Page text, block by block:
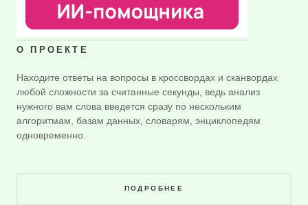
О ПРОЕКТЕ
Находите ответы на вопросы в кроссвордах и сканвордах
любой сложности за считанные секунды, ведь анализ
нужного вам слова введется сразу по нескольким
алгоритмам, базам данных, словарям, энциклопедям
одновременно.
ПОДРОБНЕЕ